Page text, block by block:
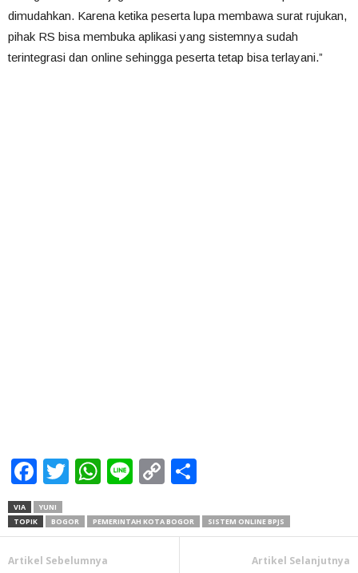
dimudahkan. Karena ketika peserta lupa membawa surat rujukan,
pihak RS bisa membuka aplikasi yang sistemnya sudah
terintegrasi dan online sehingga peserta tetap bisa terlayani.”
Facebook
TwitterWhatsApp
LineCopy
VIA
YUNI
TOPIK
BOGOR PEMERINTAH KOTA BOGOR SISTEM ONLINE BPJS
Artikel Sebelumnya Artikel Selanjutnya